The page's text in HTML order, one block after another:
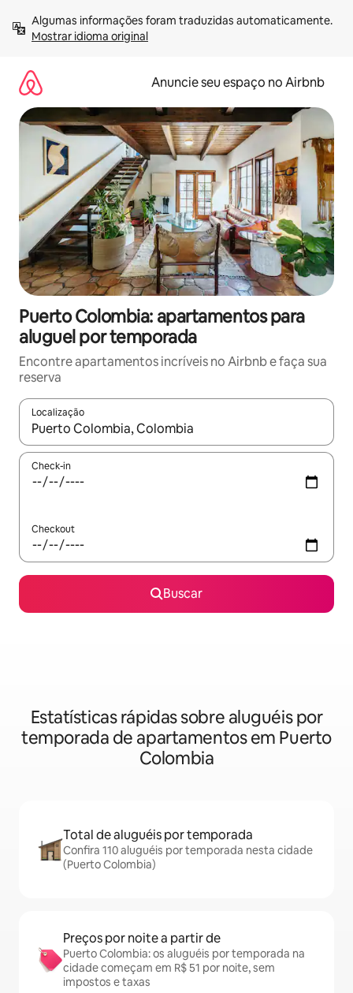
para
Mostrar idioma original
Anuncie seu espaço no Airbnb
Puerto Colombia: apartamentos para
aluguel por temporada
Encontre apartamentos incríveis no Airbnb e faça sua
reserva
Localização
Quando os resultados estiverem disponíveis, explore-os
Check-in
Checkout
Buscar
Estatísticas rápidas sobre aluguéis por
temporada de apartamentos em Puerto
Colombia
Total de aluguéis por temporada
Confira 110 aluguéis por temporada nesta cidade
(Puerto Colombia)
Preços por noite a partir de
Puerto Colombia: os aluguéis por temporada na
cidade começam em R$ 51 por noite, sem
impostos e taxas